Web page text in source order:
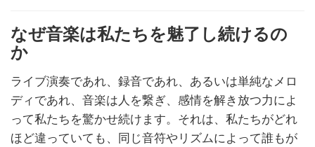
なぜ音楽は私たちを魅了し続けるの
か
ライブ演奏であれ、録音であれ、あるいは単純なメロ
ディであれ、音楽は人を繋ぎ、感情を解き放つ力によ
って私たちを驚かせ続けます。それは、私たちがどれ
ほど違っていても、同じ音符やリズムによって誰もが